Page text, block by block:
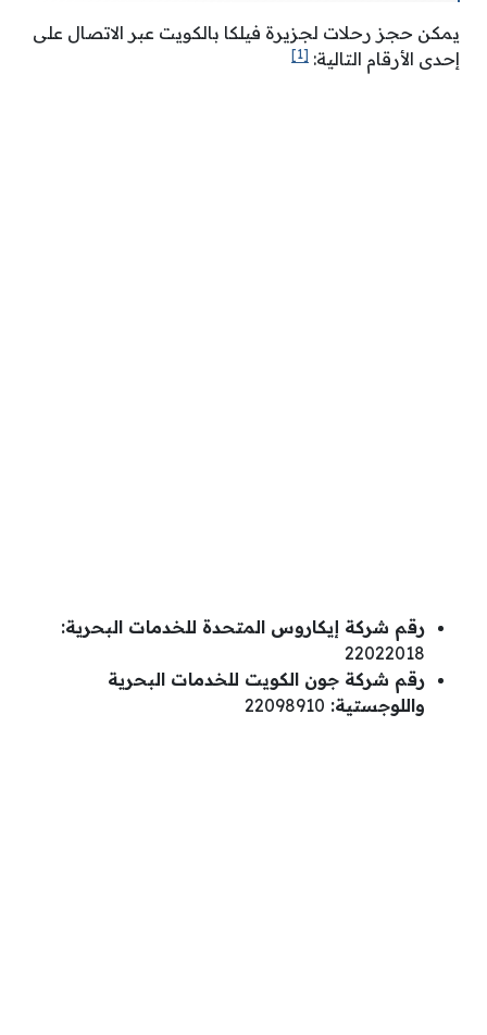
يمكن حجز رحلات لجزيرة فيلكا بالكويت عبر الاتصال على
إحدى الأرقام التالية: [1]
رقم شركة إيكاروس المتحدة للخدمات البحرية:
22022018
رقم شركة جون الكويت للخدمات البحرية
واللوجستية: 22098910